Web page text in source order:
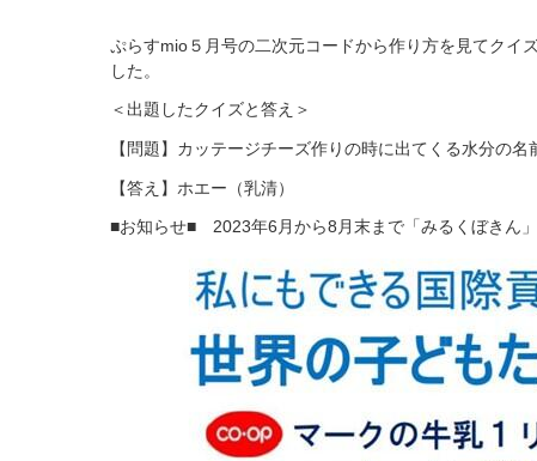
ぷらすmio５月号の二次元コードから作り方を見てクイ
した。
＜出題したクイズと答え＞
【問題】カッテージチーズ作りの時に出てくる水分の名
【答え】ホエー（乳清）
■お知らせ■ 2023年6月から8月末まで「みるくぼきん